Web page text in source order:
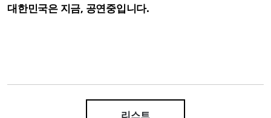
대한민국은 지금, 공연중입니다.
리스트